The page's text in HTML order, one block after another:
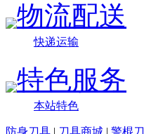
物流配送
快递运输
特色服务
本站特色